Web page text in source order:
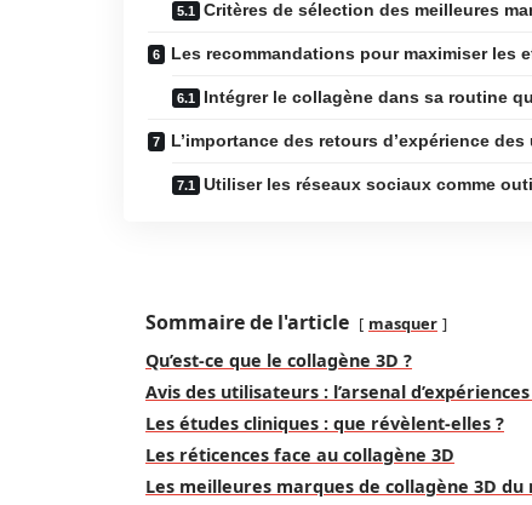
Critères de sélection des meilleures
Les recommandations pour maximiser les
Intégrer le collagène dans sa routine
L’importance des retours d’expérience
Utiliser les réseaux sociaux comme
Sommaire de l'article masquer
Qu’est-ce que le collagène 3D ?
Avis des utilisateurs : l’arsenal
Les études cliniques : que révèlent-elles ?
Les réticences face au collagène 3D
Les meilleures marques de collagène 3D du